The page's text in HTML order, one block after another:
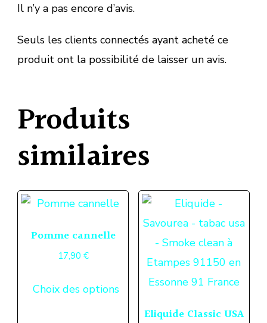
Il n’y a pas encore d’avis.
Seuls les clients connectés ayant acheté ce
produit ont la possibilité de laisser un avis.
Produits
similaires
Pomme cannelle
17,90 €
Choix des options
Eliquide Classic USA